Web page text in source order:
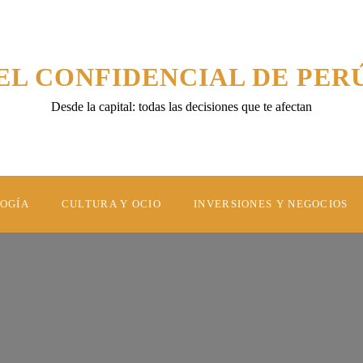
CONFIDENCIAL DE
Desde la capital: todas las decisiones que te afectan
CULTURA Y OCIO INVERSIONES Y NEGOCIOS